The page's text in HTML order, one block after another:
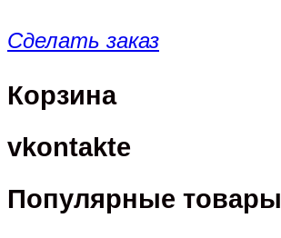
Сделать заказ
Корзина
vkontakte
Популярные товары